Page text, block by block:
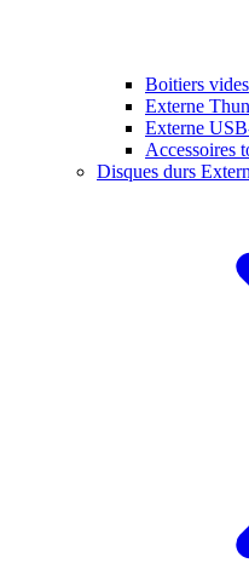
Boitiers vides
Externe
Externe
Accessoires
Disques durs